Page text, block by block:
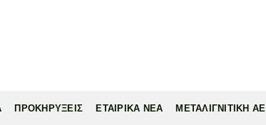
ΠΡΟΚΗΡΥΞΕΙΣ ΕΤΑΙΡΙΚΑ ΝΕΑ ΜΕΤΑΛΙΓΝΙΤΙΚΗ ΑΕ